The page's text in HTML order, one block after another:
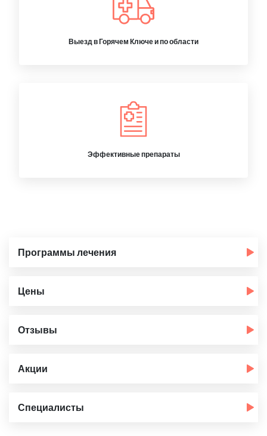
Выезд в Горячем Ключе и по области
Эффективные препараты
Программы лечения
Цены
Отзывы
Акции
Специалисты